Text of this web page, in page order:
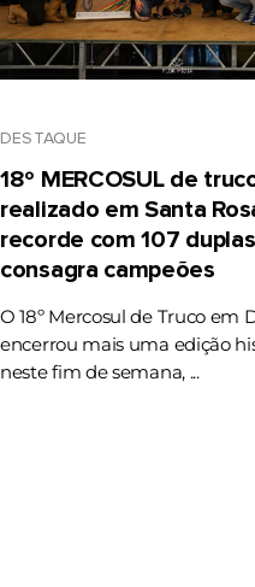
DESTAQUE
18º MERCOSUL de
realizado em Santa
recorde com 107
consagra campeões
O 18º Mercosul de Truco em
encerrou mais uma edição
neste fim de semana, ...